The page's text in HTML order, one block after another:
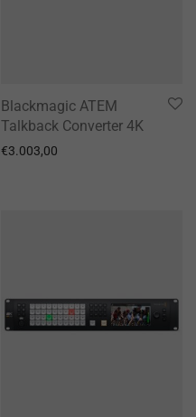
Blackmagic ATEM
Talkback Converter 4K
€3.003,00